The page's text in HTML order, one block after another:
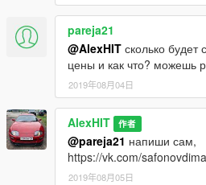
for stock: "Item"dlcpacks:/lx2018/"/
for WALD "Item"dlcpacks:/wald2018/
4. Save the changes and copy the
\Grand Theft Auto
STOCK: Spawn to name LX2018
WALD: Spawn to name WALD2018
Author's website:
https://vk.com/id91126290
pareja21
@AlexHIT сколько будет
цены и как что? можешь
2019年08月04日
AlexHIT 作者
@pareja21 напиши сам,
https://vk.com/
2019年08月05日